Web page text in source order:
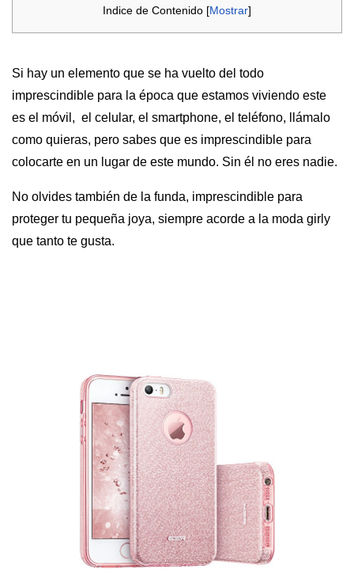
Indice de Contenido [Mostrar]
Si hay un elemento que se ha vuelto del todo
imprescindible para la época que estamos viviendo este
es el móvil, el celular, el smartphone, el teléfono, llámalo
como quieras, pero sabes que es imprescindible para
colocarte en un lugar de este mundo. Sin él no eres nadie.
No olvides también de la funda, imprescindible para
proteger tu pequeña joya, siempre acorde a la moda girly
que tanto te gusta.